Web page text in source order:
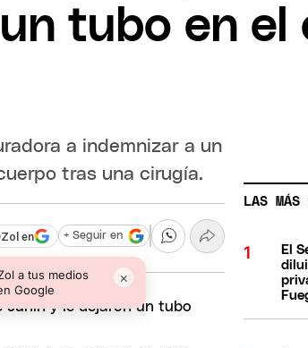
tubo en el
a indemnizar a un
tras una cirugía.
en
a tus medios
Google
×
+ Seguir en
LAS MÁS
El